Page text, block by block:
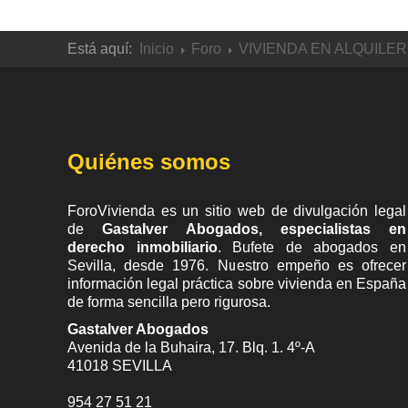
Está aquí: Inicio Foro VIVIENDA EN ALQUILER
Quiénes somos
ForoVivienda es un sitio web de divulgación legal
deGastalver Abogados, especialistas en
derecho inmobiliario. Bufete deabogados en
Sevilla, desde 1976. Nuestro empeño es ofrecer
información legal práctica sobre vivienda en España
de forma sencilla pero rigurosa.
Gastalver Abogados
Avenida de la Buhaira, 17. Blq. 1. 4º-A
41018 SEVILLA
954 27 51 21